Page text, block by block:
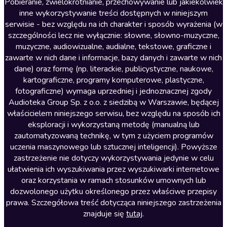
Literatura faktu
Literatura obyczajowa
Literatura piękna obca
Literatura piękna polska
Nagrania relaksacyjne
Nauka języków
Nauki humanistyczne
Podcasty i audycje
Polityka
Prasa
Religia
Romans
inne wykorzystywanie treści dostępnych w niniejszym
serwisie - bez względu na ich charakter i sposób wyrażenia (w
szczególności lecz nie wyłącznie: słowne, słowno-muzyczne,
muzyczne, audiowizualne, audialne, tekstowe, graficzne i
zawarte w nich dane i informacje, bazy danych i zawarte w nich
dane) oraz formę (np. literackie, publicystyczne, naukowe,
kartograficzne, programy komputerowe, plastyczne,
fotograficzne) wymaga uprzedniej i jednoznacznej zgody
Audioteka Group Sp. z o.o. z siedzibą w Warszawie, będącej
właścicielem niniejszego serwisu, bez względu na sposób ich
eksploracji i wykorzystaną metodę (manualną lub
zautomatyzowaną technikę, w tym z użyciem programów
uczenia maszynowego lub sztucznej inteligencji). Powyższe
zastrzeżenie nie dotyczy wykorzystywania jedynie w celu
ułatwienia ich wyszukiwania przez wyszukiwarki internetowe
oraz korzystania w ramach stosunków umownych lub
dozwolonego użytku określonego przez właściwe przepisy
prawa. Szczegółowa treść dotycząca niniejszego zastrzeżenia
znajduje się tutaj.